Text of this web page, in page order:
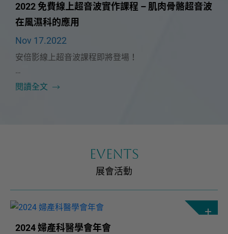
2022 免費線上超音波實作課程 – 肌肉骨骼超音波
在風濕科的應用
Nov 17.2022
安倍影線上超音波課程即將登場！
非常榮幸能邀請到 臺大醫院免疫風濕過敏科 🔥 李克仁
風濕免疫科如何利用超音波來協助診斷、治療，究竟風
11/27（日）讓李醫師手把手帶我們一起了解吧！
閱讀全文
EVENTS
展會活動
2024 婦產科醫學會年會